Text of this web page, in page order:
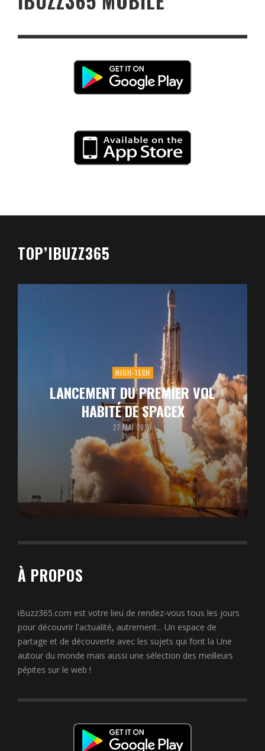
TOP’IBUZZ365
HIGH-TECH
LANCEMENT DU PREMIER VOL
HABITÉ DE SPACEX
27 MAI 2020
À PROPOS
iBuzz365.com est votre lieu de rendez-vous tous les jours
pour découvrir l'actualité, autrement... Un espace de
partage et de découverte avec les sujets qui font la Une
autour du monde mais aussi une sélection des meilleurs
pépites sur le web !